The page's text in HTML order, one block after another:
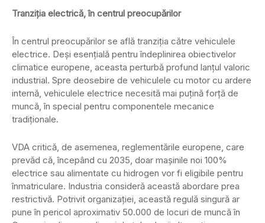
Tranziția electrică, în centrul preocupărilor
În centrul preocupărilor se află tranziția către vehiculele
electrice. Deși esențială pentru îndeplinirea obiectivelor
climatice europene, aceasta perturbă profund lanțul valoric
industrial. Spre deosebire de vehiculele cu motor cu ardere
internă, vehiculele electrice necesită mai puțină forță de
muncă, în special pentru componentele mecanice
tradiționale.
VDA critică, de asemenea, reglementările europene, care
prevăd că, începând cu 2035, doar mașinile noi 100%
electrice sau alimentate cu hidrogen vor fi eligibile pentru
înmatriculare. Industria consideră această abordare prea
restrictivă. Potrivit organizației, această regulă singură ar
pune în pericol aproximativ 50.000 de locuri de muncă în